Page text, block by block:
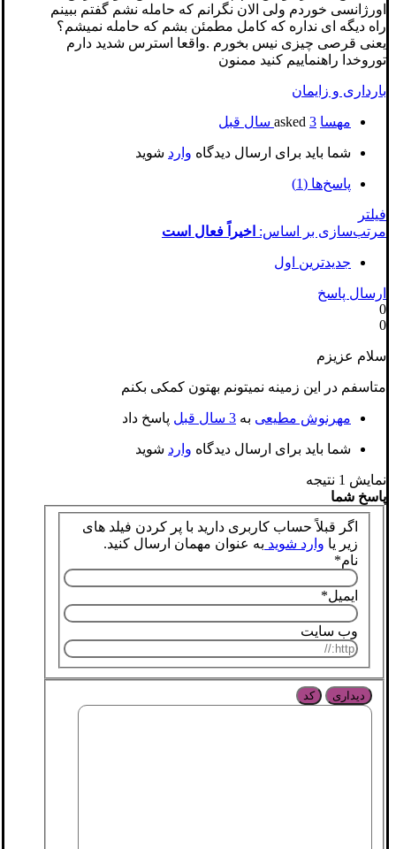
اورژانسی خوردم ولی الان نگرانم که حامله نشم گفتم ببینم
راه دیگه ای نداره که کامل مطمئن بشم که حامله نمیشم؟
یعنی قرصی چیزی نیس بخورم .واقعا استرس شدید دارم
توروخدا راهنماییم کنید ممنون
بارداری و زایمان
مهسا 3 سال قبل
شما باید برای ارسال دیدگاه وارد شوید
پاسخ‌ها (1)
فیلتر
مرتب‌سازی بر اساس: اخیراً فعال است
جدیدترین اول
ارسال پاسخ
0
0
سلام عزیزم
متاسفم در این زمینه نمیتونم بهتون کمکی بکنم
مهرنوش مطیعی به 3 سال قبل پاسخ داد
شما باید برای ارسال دیدگاه وارد شوید
نمایش 1 نتیجه
پاسخ شما
اگر قبلاً حساب کاربری دارید با پر کردن فیلد های
زیر یا وارد شوید به عنوان مهمان ارسال کنید.
نام*
ایمیل*
وب سایت
دیداری کد